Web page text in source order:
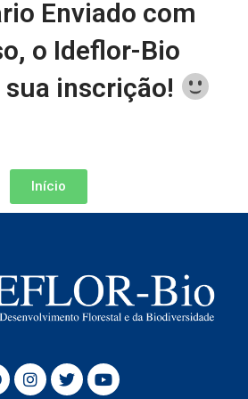
Enviado com
o Ideflor-Bio
inscrição!
Início
I
n
T
w
Y
o